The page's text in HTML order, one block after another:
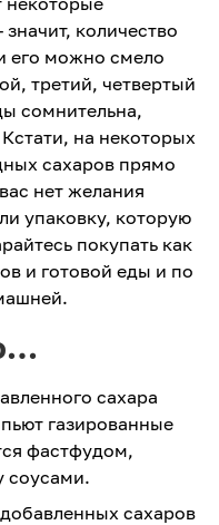
количество
его можно смело
третий, четвертый
сомнительна,
на некоторых
сахаров прямо
нет желания
упаковку, которую
покупать как
и готовой еды и по
сахара
газированные
фастфудом,
соусами.
сахаров